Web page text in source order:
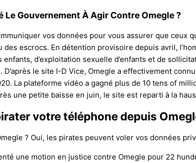
Le Gouvernement À Agir Contre Omegle ?
vos données pour vous assurer que ceux
escrocs. En détention provisoire depuis avril,
d’exploitation sexuelle d’enfants et de
D’après le site I-D Vice, Omegle a effectivement
La plateforme vidéo a gagné plus de 10 tens of
une petite baisse en juin, le site est reparti à la
votre téléphone depuis
? Oui, les pirates peuvent voler vos données
une motion en justice contre Omegle pour 22